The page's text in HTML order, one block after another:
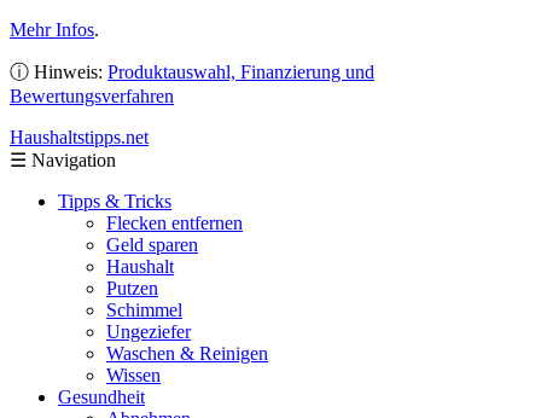
Mehr Infos.
ⓘ Hinweis: Produktauswahl, Finanzierung und
Bewertungsverfahren
Haushaltstipps.net
☰ Navigation
Tipps & Tricks
Flecken entfernen
Geld sparen
Haushalt
Putzen
Schimmel
Ungeziefer
Waschen & Reinigen
Wissen
Gesundheit